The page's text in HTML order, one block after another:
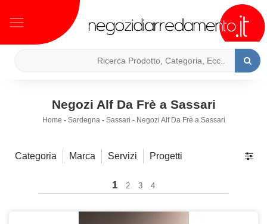
Negozi Alf Da Frè a Sassari
Home - Sardegna- Sassari - Negozi Alf Da Frè a Sassari
Categoria Marca Servizi Progetti
1 2 3 4